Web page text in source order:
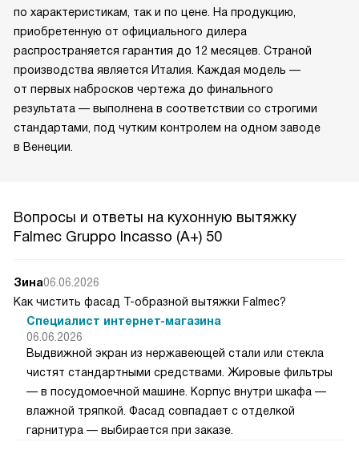
по характеристикам, так и по цене. На продукцию,
приобретенную от официального дилера
распространяется гарантия до 12 месяцев. Страной
производства является Италия. Каждая модель —
от первых набросков чертежа до финального
результата — выполнена в соответствии со строгими
стандартами, под чутким контролем на одном заводе
в Венеции.
Вопросы и ответы на кухонную вытяжку
Falmec Gruppo Incasso (A+) 50
Зина06.06.2026
Как чистить фасад Т-образной вытяжки Falmec?
Специалист интернет-магазина
06.06.2026
Выдвижной экран из нержавеющей стали или стекла
чистят стандартными средствами. Жировые фильтры
— в посудомоечной машине. Корпус внутри шкафа —
влажной тряпкой. Фасад совпадает с отделкой
гарнитура — выбирается при заказе.